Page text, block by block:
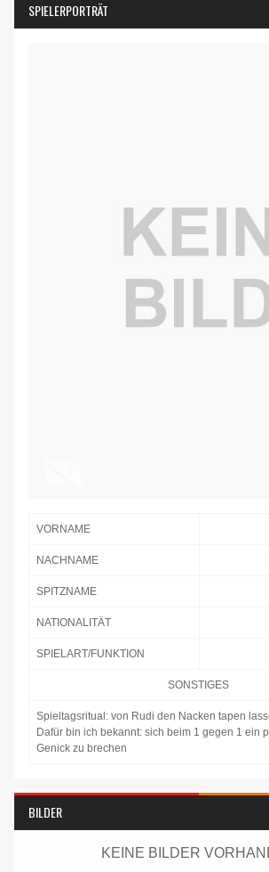
SPIELERPORTRÄT
VORNAME
NACHNAME
SPITZNAME
NATIONALITÄT
SPIELART/FUNKTION
SONSTIGES
Spieltagsritual: von Rudi den Nacken tapen
Dafür bin ich bekannt: sich beim 1 gegen 1 ein
Genick zu brechen
BILDER
KEINE BILDER